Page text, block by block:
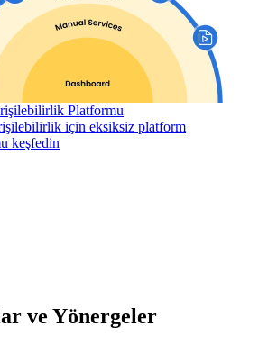
Platformu
için eksiksiz platform
keşfedin
ve Yönergeler